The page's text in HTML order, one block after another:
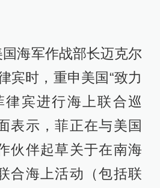
海军作战部长迈克尔
宾时，重申美国“致力
律宾进行海上联合巡
表示，菲正在与美国
伙伴起草关于在南海
合海上活动（包括联